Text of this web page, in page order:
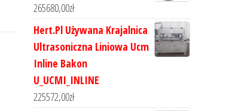
265680,00zł
Hert.Pl Używana Krajalnica
Ultrasoniczna Liniowa Ucm
Inline Bakon
U_UCMI_INLINE
225572,00zł